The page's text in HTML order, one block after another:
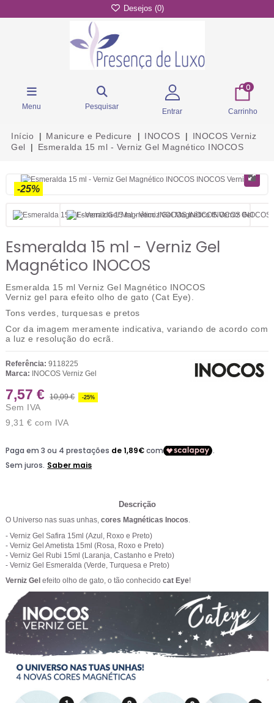
Desejos (0)
Menu Pesquisar
Entrar
0
Carrinho
Início Manicure e Pedicure INOCOS
INOCOS Verniz
Gel
Esmeralda 15 ml - Verniz Gel Magnético INOCOS
-25%
Esmeralda 15 ml - Verniz Gel
Magnético INOCOS
Esmeralda 15 ml Verniz Gel Magnético INOCOS
Verniz gel para efeito olho de gato (Cat Eye).
Tons verdes, turquesas e pretos
Cor da imagem meramente indicativa, variando de acordo com
a luz e resolução do ecrã.
Referência: 9118225
Marca: INOCOS Verniz Gel
7,57 € 10,09 € -25%
Sem IVA
9,31 € com IVA
Descrição
O Universo nas suas unhas, cores Magnéticas Inocos.
- Verniz Gel Safira 15ml (Azul, Roxo e Preto)
- Verniz Gel Ametista 15ml (Rosa, Roxo e Preto)
- Verniz Gel Rubi 15ml (Laranja, Castanho e Preto)
- Verniz Gel Esmeralda (Verde, Turquesa e Preto)
Verniz Gel efeito olho de gato, o tão conhecido cat Eye!